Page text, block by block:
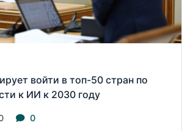
войти в топ-50 стран по
к ИИ к 2030 году
0